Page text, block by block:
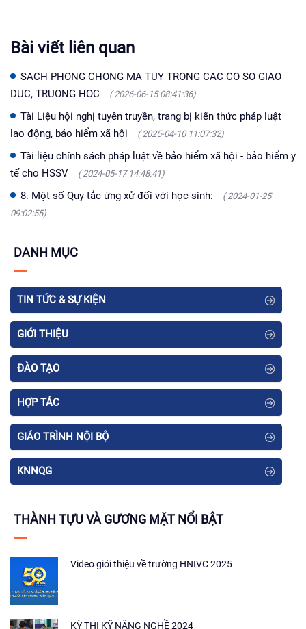
Bài viết liên quan
SACH PHONG CHONG MA TUY TRONG CAC CO SO GIAO
DUC, TRUONG HOC
( 2026-06-15 08:41:36)
Tài Liệu hội nghị tuyên truyền, trang bị kiến thức pháp luật
lao động, bảo hiểm xã hội
( 2025-04-10 11:07:32)
Tài liệu chính sách pháp luật về bảo hiểm xã hội - bảo hiểm y
tế cho HSSV
( 2024-05-17 14:48:41)
8. Một số Quy tắc ứng xử đối với học sinh:
( 2024-01-25
09:02:55)
DANH MỤC
TIN TỨC & SỰ KIỆN
GIỚI THIỆU
ĐÀO TẠO
HỢP TÁC
GIÁO TRÌNH NỘI BỘ
KNNQG
THÀNH TỰU VÀ GƯƠNG MẶT NỔI BẬT
Video giới thiệu về trường HNIVC 2025
KỲ THI KỸ NĂNG NGHỀ 2024